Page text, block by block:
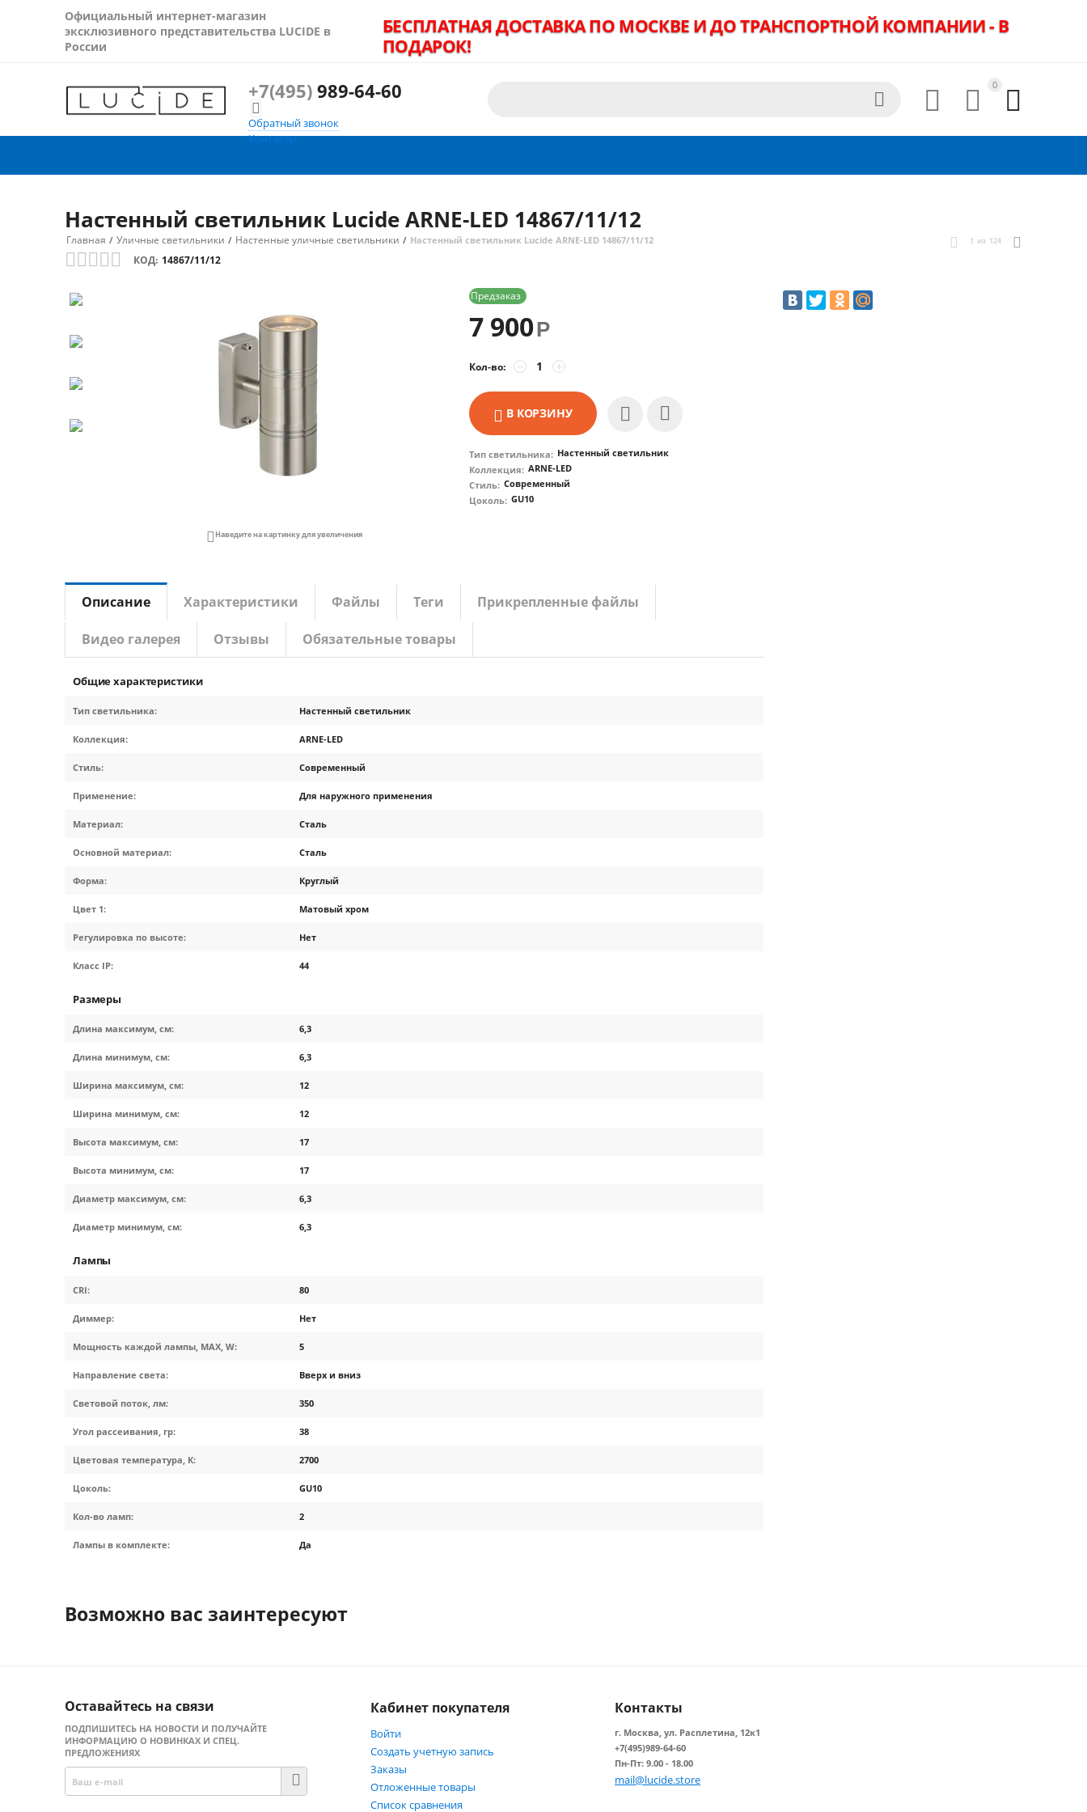
Официальный интернет-магазин
эксклюзивного представительства LUCIDE в
России
БЕСПЛАТНАЯ ДОСТАВКА ПО МОСКВЕ И ДО ТРАНСПОРТНОЙ КОМПАНИИ - В
ПОДАРОК!
+7(495)989-64-60

Обратный звонок
Контакты
0




Настенный светильник Lucide ARNE-LED 14867/11/12
Главная / Уличные светильники / Настенные уличные светильники / Настенный светильник Lucide ARNE-LED 14867/11/12 1 из 124
КОД: 14867/11/12
 Наведите на картинку для увеличения
Предзаказ
7 900Р
Кол-во: +
−
В КОРЗИНУ
Тип светильника: Настенный светильник
Коллекция: ARNE-LED
Стиль: Современный
Цоколь: GU10
Описание Характеристики Файлы Теги Прикрепленные файлы
Видео галерея Отзывы Обязательные товары
Общие характеристики
Тип светильника: Настенный светильник
Коллекция: ARNE-LED
Стиль: Современный
Применение: Для наружного применения
Материал: Сталь
Основной материал: Сталь
Форма: Круглый
Цвет 1: Матовый хром
Регулировка по высоте: Нет
Класс IP: 44
Размеры
Длина максимум, см: 6,3
Длина минимум, см: 6,3
Ширина максимум, см: 12
Ширина минимум, см: 12
Высота максимум, см: 17
Высота минимум, см: 17
Диаметр максимум, см: 6,3
Диаметр минимум, см: 6,3
Лампы
CRI: 80
Диммер: Нет
Мощность каждой лампы, MAX, W: 5
Направление света: Вверх и вниз
Световой поток, лм: 350
Угол рассеивания, гр: 38
Цветовая температура, К: 2700
Цоколь: GU10
Кол-во ламп: 2
Лампы в комплекте: Да
Возможно вас заинтересуют
Оставайтесь на связи
ПОДПИШИТЕСЬ НА НОВОСТИ И ПОЛУЧАЙТЕ
ИНФОРМАЦИЮ О НОВИНКАХ И СПЕЦ.
ПРЕДЛОЖЕНИЯХ
Кабинет покупателя
Войти
Создать учетную запись
Заказы
Отложенные товары
Список сравнения
Контакты
г. Москва, ул. Расплетина, 12к1
+7(495)989-64-60
Пн-Пт: 9.00 - 18.00
mail@lucide.store